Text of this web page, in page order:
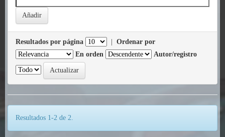
Resultados por página
Ordenar por
En orden
Autor/registro
Resultados 1-2 de 2.